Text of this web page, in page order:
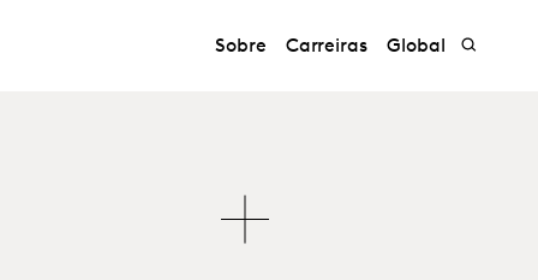
Sobre Carreiras Global